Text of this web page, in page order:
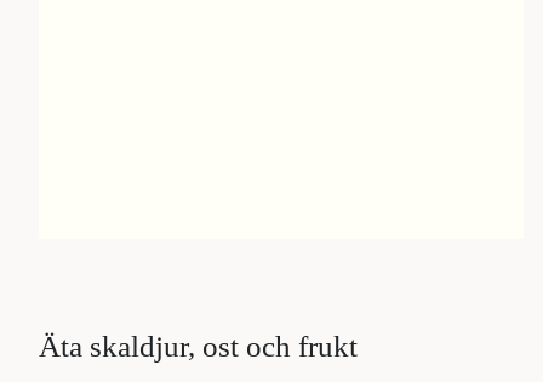
Äta skaldjur, ost och frukt